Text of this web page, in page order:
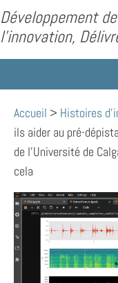
Développement
l’innovation,
Accueil > Histoires
ils aider au pré-
de l’Université de
cela